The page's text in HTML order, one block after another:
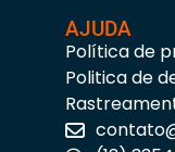
AJUDA
Política de
Politica de